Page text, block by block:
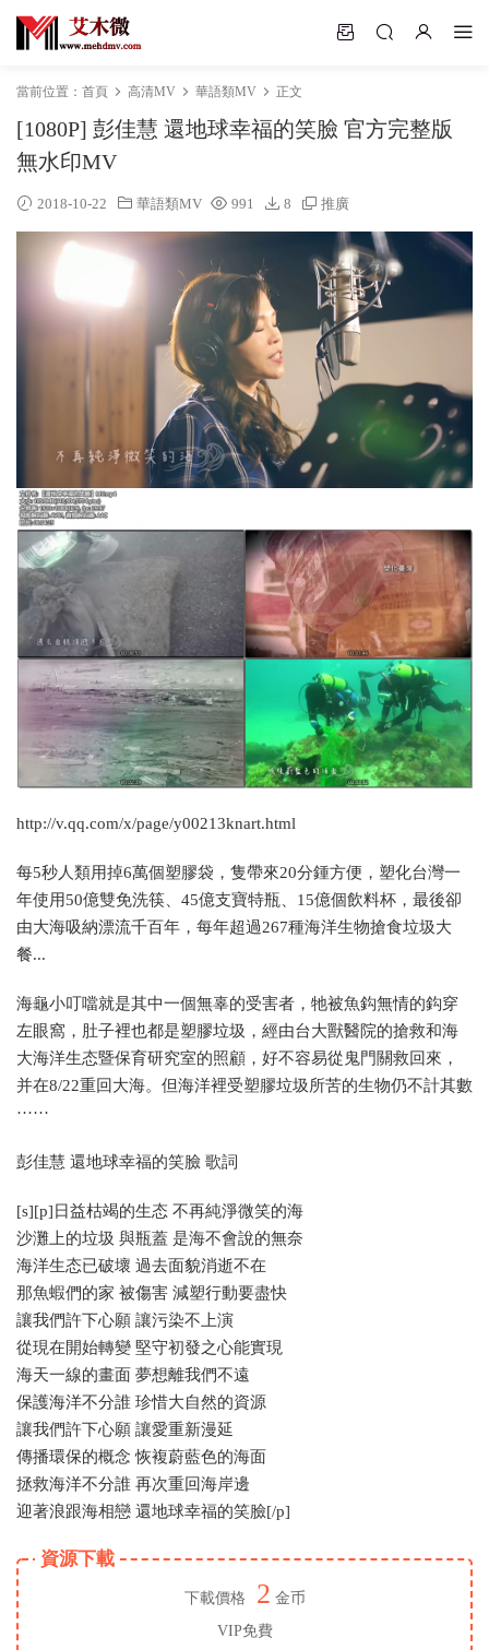
當前位置： 首頁 高清MV 華語類MV 正文
[1080P] 彭佳慧 還地球幸福的笑臉 官方完整版
無水印MV
2018-10-22 華語類MV 991 8 推廣
http://v.qq.com/x/page/y00213knart.html
每5秒人類用掉6萬個塑膠袋，隻帶來20分鍾方便，塑化台灣一
年使用50億雙免洗筷、45億支寶特瓶、15億個飲料杯，最後卻
由大海吸納漂流千百年，每年超過267種海洋生物搶食垃圾大
餐...
海龜小叮噹就是其中一個無辜的受害者，牠被魚鈎無情的鈎穿
左眼窩，肚子裡也都是塑膠垃圾，經由台大獸醫院的搶救和海
大海洋生态暨保育研究室的照顧，好不容易從鬼門關救回來，
并在8/22重回大海。但海洋裡受塑膠垃圾所苦的生物仍不計其數
······
彭佳慧 還地球幸福的笑臉 歌詞
[s][p]日益枯竭的生态 不再純淨微笑的海
沙灘上的垃圾 與瓶蓋 是海不會說的無奈
海洋生态已破壞 過去面貌消逝不在
那魚蝦們的家 被傷害 減塑行動要盡快
讓我們許下心願 讓污染不上演
從現在開始轉變 堅守初發之心能實現
海天一線的畫面 夢想離我們不遠
保護海洋不分誰 珍惜大自然的資源
讓我們許下心願 讓愛重新漫延
傳播環保的概念 恢複蔚藍色的海面
拯救海洋不分誰 再次重回海岸邊
迎著浪跟海相戀 還地球幸福的笑臉[/p]
資源下載
下載價格 2 金币
VIP免費